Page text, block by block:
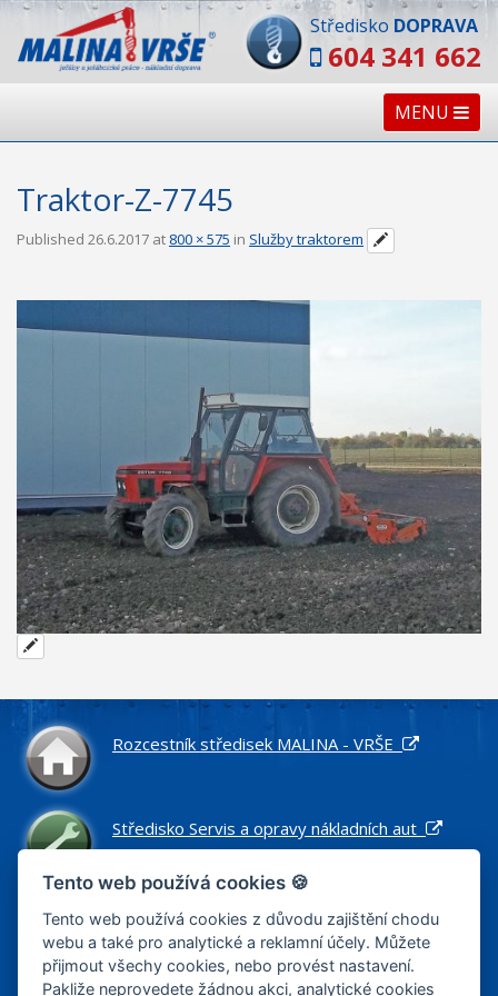
Středisko DOPRAVA
604 341 662
MENU
Traktor-Z-7745
Published 26.6.2017 at 800 × 575 in Služby traktorem
Rozcestník středisek MALINA - VRŠE
Středisko Servis a opravy nákladních aut
Středisko Náhradní díly pro nákladní vozidla
Tento web používá cookies 🍪
Tento web používá cookies z důvodu zajištění chodu
webu a také pro analytické a reklamní účely. Můžete
přijmout všechy cookies, nebo provést nastavení.
Pakliže neprovedete žádnou akci, analytické cookies